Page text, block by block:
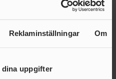
Reklaminställningar Om
dina uppgifter
Moa
Hjelmer
6 Linnea Frobe